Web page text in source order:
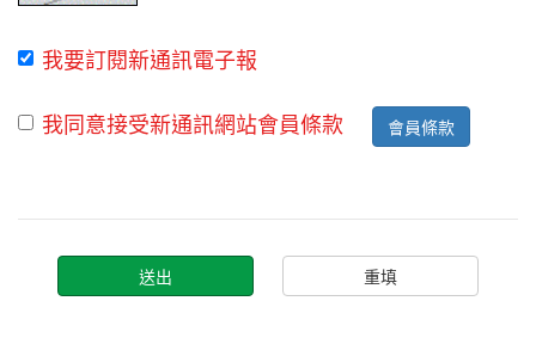
我要訂閱新通訊電子報
我同意接受新通訊網站會員條款
會員條款